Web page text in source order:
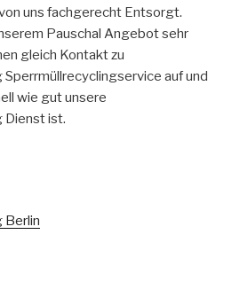
uns fachgerecht Entsorgt.
Pauschal Angebot sehr
gleich Kontakt zu
auf und
wie gut unsere
Dienst ist.
Berlin